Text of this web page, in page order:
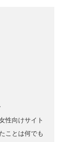
性向けサイト
ことは何でも